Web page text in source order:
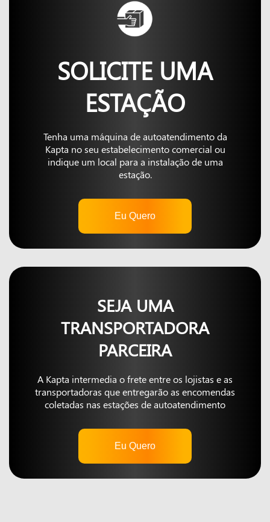
SOLICITE UMA
ESTAÇÃO
Tenha uma máquina de autoatendimento da
Kapta no seu estabelecimento comercial ou
indique um local para a instalação de uma
estação.
Eu Quero
SEJA UMA
TRANSPORTADORA
PARCEIRA
A Kapta intermedia o frete entre os lojistas e as
transportadoras que entregarão as encomendas
coletadas nas estações de autoatendimento
Eu Quero